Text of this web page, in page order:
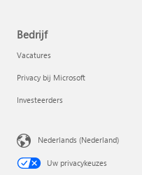
Bedrijf
Vacatures
Privacy bij Microsoft
Investeerders
Nederlands (Nederland)
Uw privacykeuzes